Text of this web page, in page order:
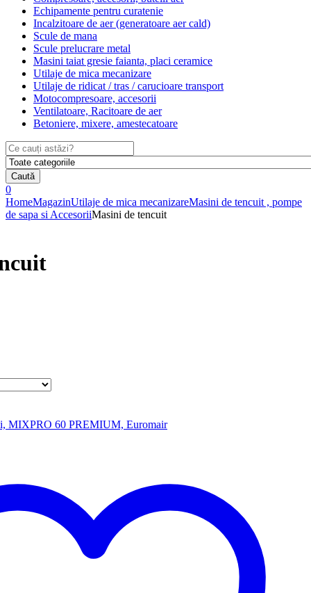
Echipamente pentru curatenie
Incalzitoare de aer (generatoare aer cald)
Scule de mana
Scule prelucrare metal
Masini taiat gresie faianta, placi ceramice
Utilaje de mica mecanizare
Utilaje de ridicat / tras / carucioare transport
Motocompresoare, accesorii
Ventilatoare, Racitoare de aer
Betoniere, mixere, amestecatoare
Search
for:
Caută
0
HomeMagazinUtilaje de mica mecanizareMasini de tencuit , pompe
de sapa si AccesoriiMasini de tencuit